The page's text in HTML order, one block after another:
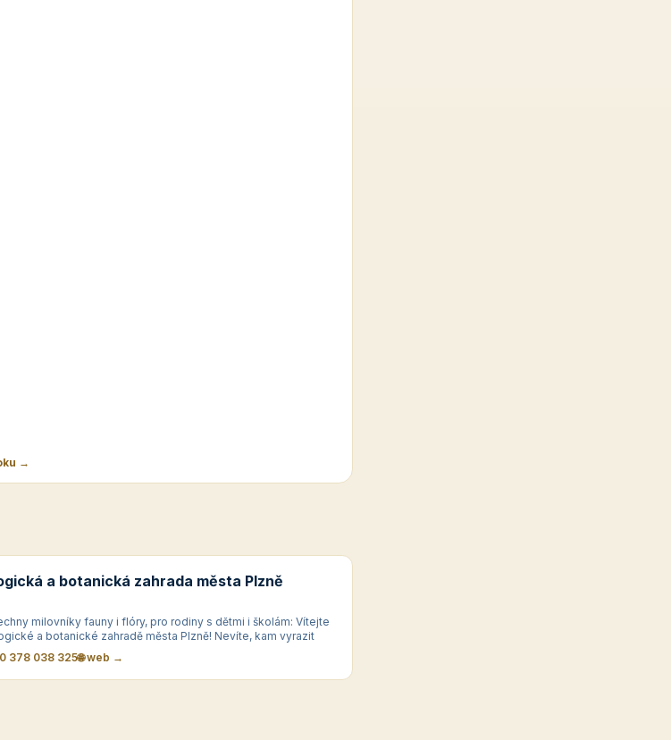
→
a botanická zahrada města Plzně
milovníky fauny i flóry, pro rodiny s dětmi i školám: Vítejte
a botanické zahradě města Plzně! Nevíte, kam vyrazit
378 038 325🌐 web →